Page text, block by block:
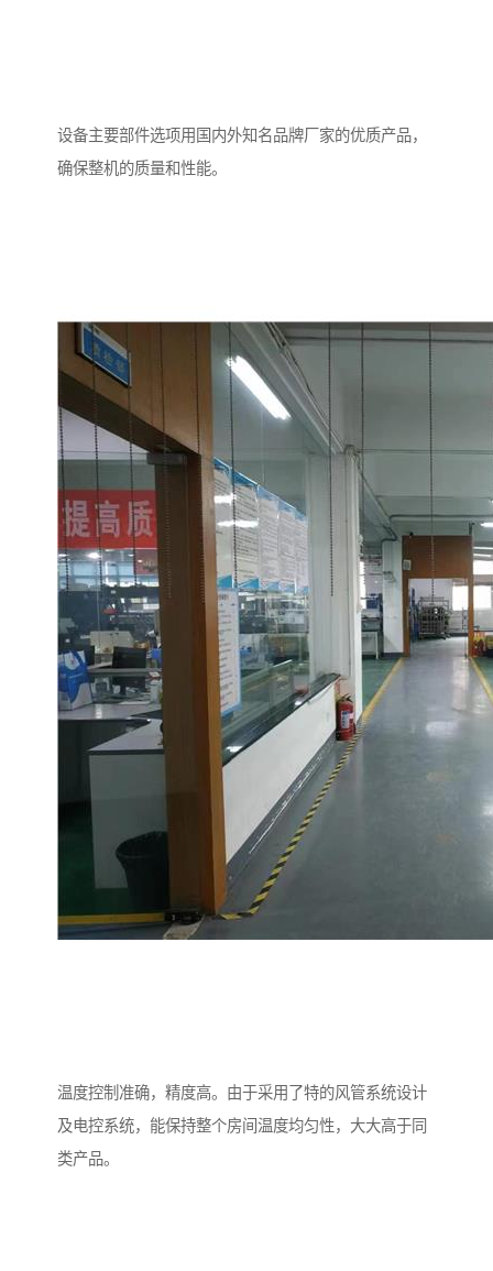
设备主要部件选项用国内外知名品牌厂家的优质产品，
确保整机的质量和性能。
温度控制准确，精度高。由于采用了特的风管系统设计
及电控系统，能保持整个房间温度均匀性，大大高于同
类产品。